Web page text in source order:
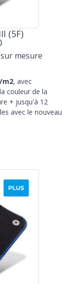
(5F)
mesure
m2, avec
couleur de la
+ jusqu'à 12
avec le nouveau